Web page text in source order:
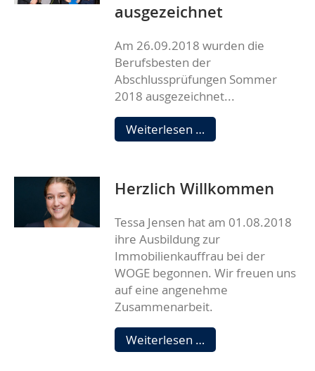
ausgezeichnet
Am 26.09.2018 wurden die
Berufsbesten der
Abschlussprüfungen Sommer
2018 ausgezeichnet...
Weiterlesen … Lennart
Kröning
ausgezeichnet
Herzlich Willkommen
Tessa Jensen hat am 01.08.2018
ihre Ausbildung zur
Immobilienkauffrau bei der
WOGE begonnen. Wir freuen uns
auf eine angenehme
Zusammenarbeit.
Weiterlesen … Herzlich
Willkommen